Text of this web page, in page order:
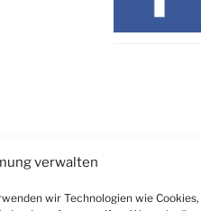
verwalten
wir Technologien wie Cookies,
finden Sie